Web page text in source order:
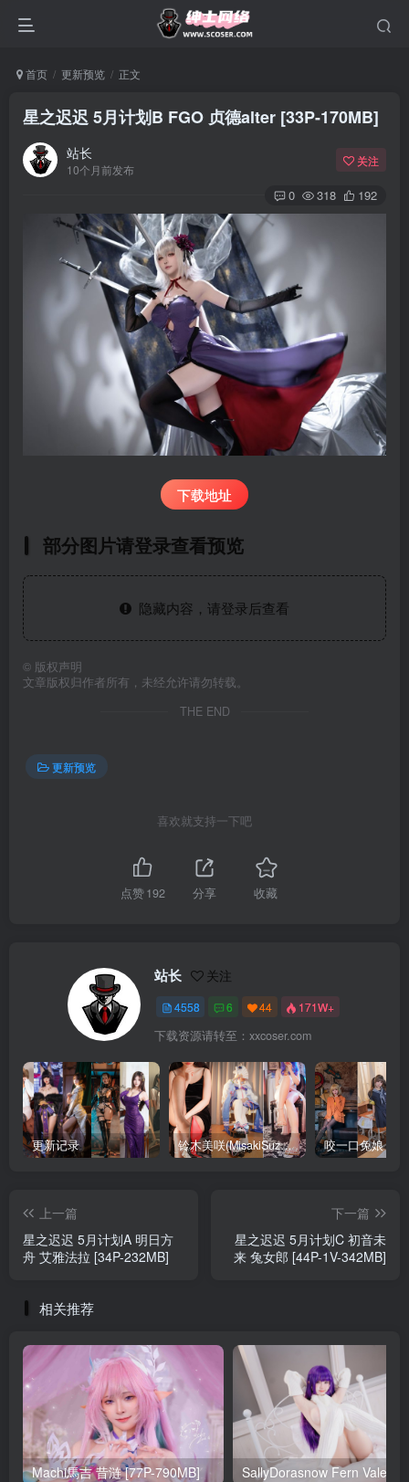
首页 更新预览 正文
星之迟迟 5月计划B FGO 贞德alter [33P-170MB]
站长
10个月前发布
关注
0 318 192
下载地址
部分图片请登录查看预览
隐藏内容，请登录后查看
© 版权声明
文章版权归作者所有，未经允许请勿转载。
THE END
更新预览
喜欢就支持一下吧
点赞192 分享 收藏
站长 关注
4558 6 44 171W+
下载资源请转至：xxcoser.com
更新记录 铃木美咲(MisakiSuzuki) 合集下载 咬一口兔娘 合
上一篇
星之迟迟 5月计划A 明日方
舟 艾雅法拉 [34P-232MB]
下一篇
星之迟迟 5月计划C 初音未
来 兔女郎 [44P-1V-342MB]
相关推荐
Machi馬吉 昔涟 [77P-790MB]